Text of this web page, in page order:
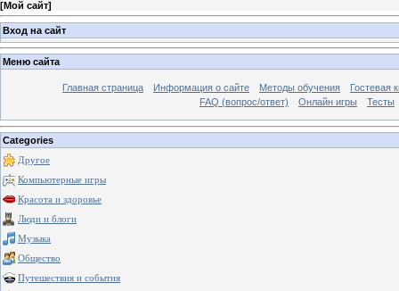
[Мой сайт]
Вход на сайт
Меню сайта
Главная страница Информация о сайте Методы обучения
Гостевая
FAQ (вопрос/ответ)
Онлайн игры Тесты
Categories
Другое
Компьютерные игры
Красота и здоровье
Люди и блоги
Музыка
Общество
Путешествия и события